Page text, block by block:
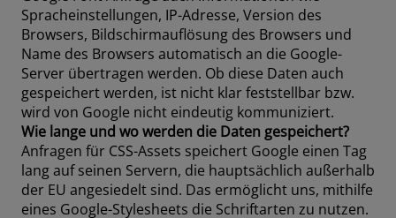
Spracheinstellungen, IP-Adresse, Version des
Browsers, Bildschirmauflösung des Browsers und
Name des Browsers automatisch an die Google-
Server übertragen werden. Ob diese Daten auch
gespeichert werden, ist nicht klar feststellbar bzw.
wird von Google nicht eindeutig kommuniziert.
Wie lange und wo werden die Daten gespeichert?
Anfragen für CSS-Assets speichert Google einen Tag
lang auf seinen Servern, die hauptsächlich außerhalb
der EU angesiedelt sind. Das ermöglicht uns, mithilfe
eines Google-Stylesheets die Schriftarten zu nutzen.